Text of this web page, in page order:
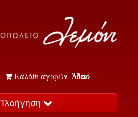
Καλάθι αγορών: Άδειο